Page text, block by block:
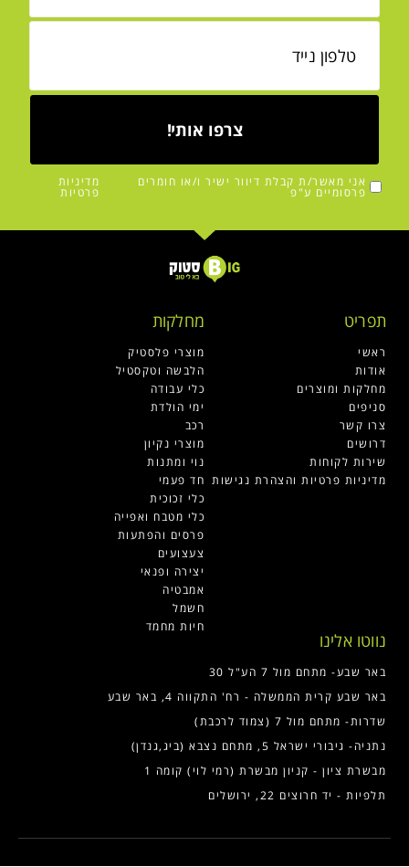
צרפו אותי!
אני מאשר/ת קבלת דיוור ישיר ו/או חומרים
פרסומיים ע"פ
מדיניות
פרטיות
תפריט
ראשי
אודות
מחלקות ומוצרים
סניפים
צרו קשר
דרושים
שירות לקוחות
מדיניות פרטיות והצהרת נגישות
מחלקות
מוצרי פלסטיק
הלבשה וטקסטיל
כלי עבודה
ימי הולדת
רכב
מוצרי נקיון
נוי ומתנות
חד פעמי
כלי זכוכית
כלי מטבח ואפייה
פרסים והפתעות
צעצועים
יצירה ופנאי
אמבטיה
חשמל
חיות מחמד
נווטו אלינו
באר שבע- מתחם מול 7 הע"ל 30
באר שבע קרית הממשלה - רח' התקווה 4, באר שבע
שדרות- מתחם מול 7 (צמוד לרכבת)
נתניה- גיבורי ישראל 5, מתחם נצבא (ביג,גנדן)
מבשרת ציון - קניון מבשרת (רמי לוי) קומה 1
תלפיות - יד חרוצים 22, ירושלים